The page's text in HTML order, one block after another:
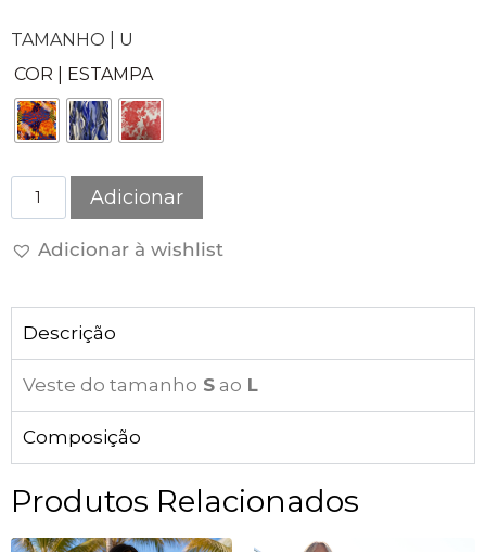
TAMANHO | U
COR | ESTAMPA
Adicionar
Adicionar à wishlist
Descrição
Veste do tamanho S ao L
Composição
Produtos Relacionados